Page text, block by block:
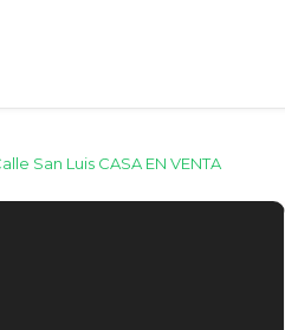
San Luis CASA EN VENTA